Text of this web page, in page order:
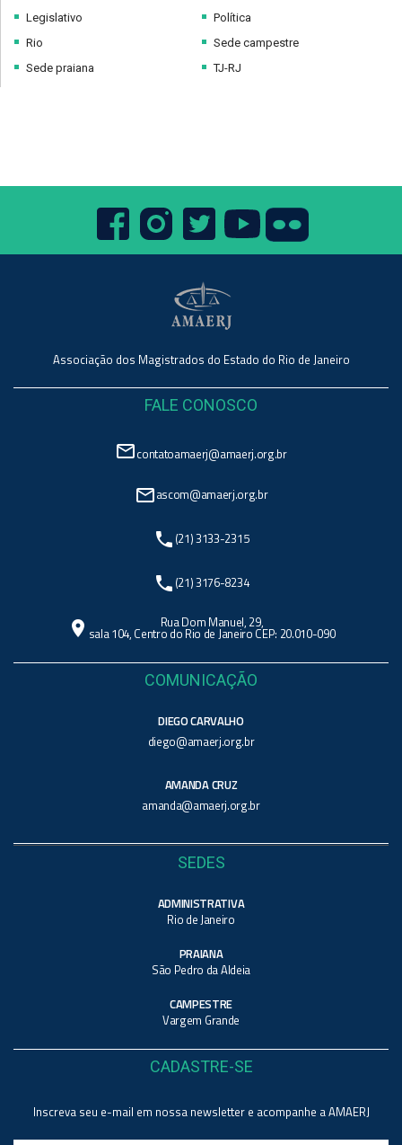
Legislativo
Rio
Sede praiana
Política
Sede campestre
TJ-RJ
Associação dos Magistrados do Estado do Rio de Janeiro
FALE CONOSCO
mail_outlinecontatoamaerj@amaerj.org.br
mail_outlineascom@amaerj.org.br
phone (21) 3133-2315
phone (21) 3176-8234
location_on Rua Dom Manuel, 29,
sala 104, Centro do Rio de Janeiro CEP: 20.010-090
COMUNICAÇÃO
DIEGO CARVALHO
diego@amaerj.org.br
AMANDA CRUZ
amanda@amaerj.org.br
SEDES
ADMINISTRATIVA
Rio de Janeiro
PRAIANA
São Pedro da Aldeia
CAMPESTRE
Vargem Grande
CADASTRE-SE
Inscreva seu e-mail em nossa newsletter e acompanhe a AMAERJ